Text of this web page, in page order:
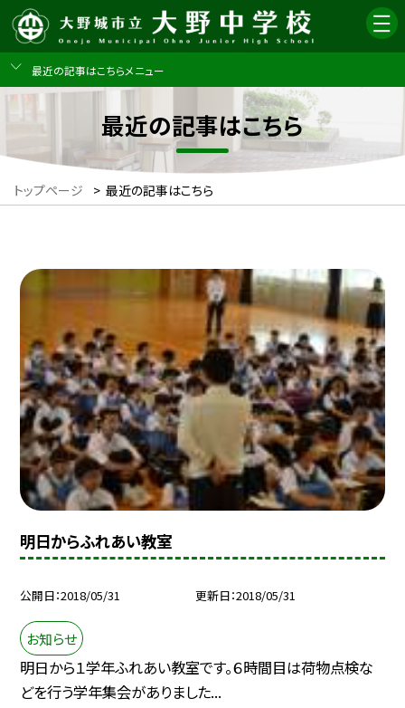
最近の記事はこちらメニュー
最近の記事はこちら
トップページ > 最近の記事はこちら
明日からふれあい教室
公開日 2018/05/31 更新日 2018/05/31
お知らせ
明日から１学年ふれあい教室です。６時間目は荷物点検な
どを行う学年集会がありました...